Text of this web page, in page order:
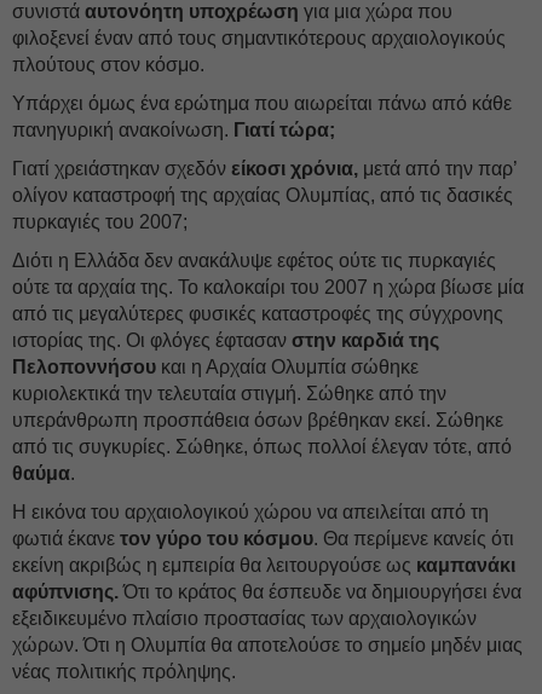
συνιστά αυτονόητη υποχρέωση για μια χώρα που
φιλοξενεί έναν από τους σημαντικότερους αρχαιολογικούς
πλούτους στον κόσμο.
Υπάρχει όμως ένα ερώτημα που αιωρείται πάνω από κάθε
πανηγυρική ανακοίνωση. Γιατί τώρα;
Γιατί χρειάστηκαν σχεδόν είκοσι χρόνια, μετά από την παρ’
ολίγον καταστροφή της αρχαίας Ολυμπίας, από τις δασικές
πυρκαγιές του 2007;
Διότι η Ελλάδα δεν ανακάλυψε εφέτος ούτε τις πυρκαγιές
ούτε τα αρχαία της. Το καλοκαίρι του 2007 η χώρα βίωσε μία
από τις μεγαλύτερες φυσικές καταστροφές της σύγχρονης
ιστορίας της. Οι φλόγες έφτασαν στην καρδιά της
Πελοποννήσου και η Αρχαία Ολυμπία σώθηκε
κυριολεκτικά την τελευταία στιγμή. Σώθηκε από την
υπεράνθρωπη προσπάθεια όσων βρέθηκαν εκεί. Σώθηκε
από τις συγκυρίες. Σώθηκε, όπως πολλοί έλεγαν τότε, από
θαύμα.
Η εικόνα του αρχαιολογικού χώρου να απειλείται από τη
φωτιά έκανε τον γύρο του κόσμου. Θα περίμενε κανείς ότι
εκείνη ακριβώς η εμπειρία θα λειτουργούσε ως καμπανάκι
αφύπνισης.Ότι το κράτος θα έσπευδε να δημιουργήσει ένα
εξειδικευμένο πλαίσιο προστασίας των αρχαιολογικών
χώρων. Ότι η Ολυμπία θα αποτελούσε το σημείο μηδέν μιας
νέας πολιτικής πρόληψης.